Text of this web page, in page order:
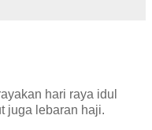
hari raya idul
juga lebaran haji.